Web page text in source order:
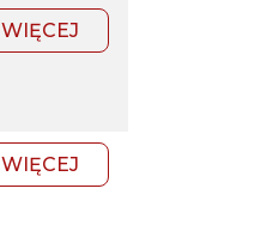
WIĘCEJ
WIĘCEJ